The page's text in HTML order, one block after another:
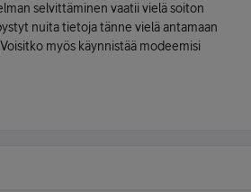
selvittäminen vaatii vielä soiton
nuita tietoja tänne vielä antamaan
myös käynnistää modeemisi